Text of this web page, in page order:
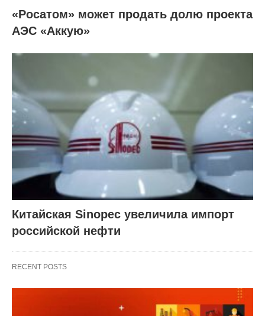
«Росатом» может продать долю проекта
АЭС «Аккую»
Китайская Sinopec увеличила импорт
российской нефти
RECENT POSTS